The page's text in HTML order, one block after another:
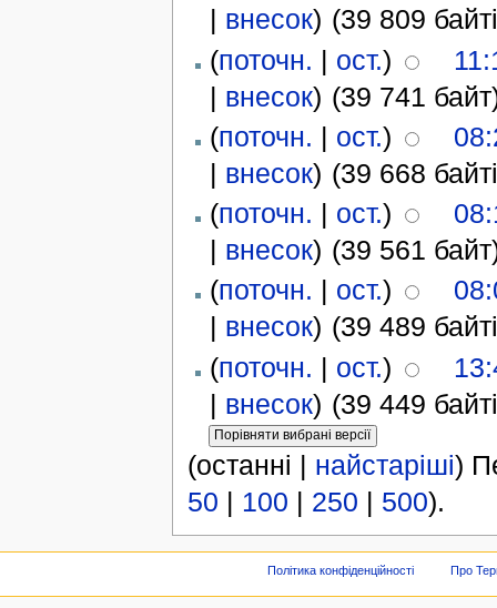
| внесок) (39 809
(поточн. | ост.)
| внесок) (39 741
(поточн. | ост.)
| внесок) (39 668
(поточн. | ост.)
| внесок) (39 561
(поточн. | ост.)
| внесок) (39 489
(поточн. | ост.)
| внесок) (39 449
(останні | найстаріші)
50 | 100 | 250 | 500).
Політика конфіденційності Про